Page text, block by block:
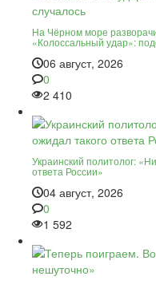
На Чёрном море
«Колоссальный удар»:
06 август, 2026
0
2 410
Украинский политолог:
ответа России»
04 август, 2026
0
1 592